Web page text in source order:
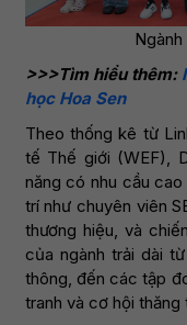
>>>Tìm hiểu thêm:
học Hoa Sen
Theo thống kê từ
tế Thế giới (WEF),
năng có nhu cầu
trí như chuyên viên
thương hiệu, và
của ngành trải dài
thông, đến các tập
tranh và cơ hội thăng